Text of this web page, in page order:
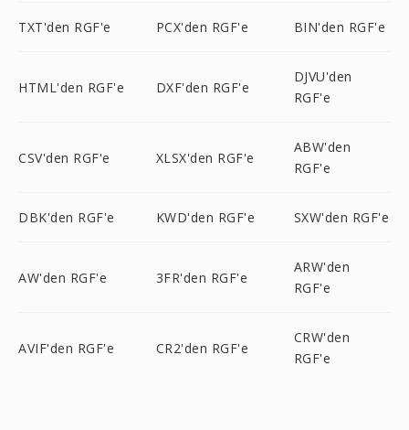
TXT'den RGF'e PCX'den RGF'e BIN'den RGF'e
HTML'den RGF'e DXF'den RGF'e
DJVU'den
RGF'e
CSV'den RGF'e XLSX'den RGF'e
ABW'den
RGF'e
DBK'den RGF'e KWD'den RGF'e SXW'den RGF'e
AW'den RGF'e 3FR'den RGF'e
ARW'den
RGF'e
AVIF'den RGF'e CR2'den RGF'e
CRW'den
RGF'e